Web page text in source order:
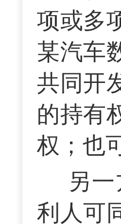
项或多
某汽车
共同开
的持有
权；也
另
利人可